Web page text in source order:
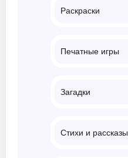
Раскраски
Печатные игры
Загадки
Стихи и рассказы